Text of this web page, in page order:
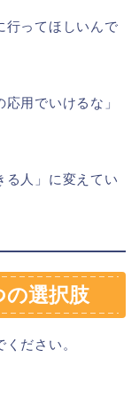
行ってほしいんで
用でいけるな」
る人」に変えてい
の選択肢
ださい。